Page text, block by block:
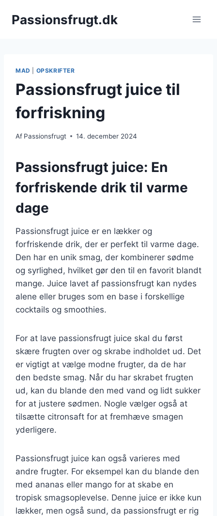
Passionsfrugt.dk
MAD OPSKRIFTER
Passionsfrugt juice til
forfriskning
Af Passionsfrugt 14. december 2024
Passionsfrugt juice: En
forfriskende drik til varme
dage
Passionsfrugt juice er en lækker og
forfriskende drik, der er perfekt til varme dage.
Den har en unik smag, der kombinerer sødme
og syrlighed, hvilket gør den til en favorit blandt
mange. Juice lavet af passionsfrugt kan nydes
alene eller bruges som en base i forskellige
cocktails og smoothies.
For at lave passionsfrugt juice skal du først
skære frugten over og skrabe indholdet ud. Det
er vigtigt at vælge modne frugter, da de har
den bedste smag. Når du har skrabet frugten
ud, kan du blande den med vand og lidt sukker
for at justere sødmen. Nogle vælger også at
tilsætte citronsaft for at fremhæve smagen
yderligere.
Passionsfrugt juice kan også varieres med
andre frugter. For eksempel kan du blande den
med ananas eller mango for at skabe en
tropisk smagsoplevelse. Denne juice er ikke kun
lækker, men også sund, da passionsfrugt er rig